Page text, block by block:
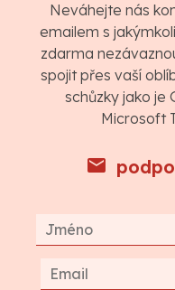
Neváhejte nás
emailem s
zdarma
spojit přes vaší
schůzky jako je
Microsoft